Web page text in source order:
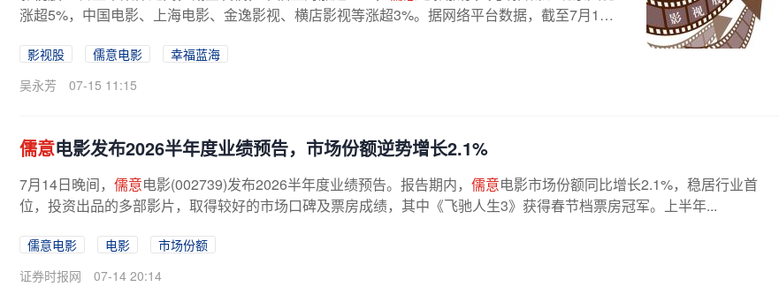
涨超5%，中国电影、上海电影、金逸影视、横店影视等涨超3%。据网络平台数据，截至7月15
影视股 儒意电影
幸福蓝海
吴永芳
07-15 11:15
儒意电影发布2026半年度业绩预告，市场份额逆势增长2.1%
7月14日晚间， 儒意电影(002739)发布2026半年度业绩预告。报告期内， 儒意电影市场份额同比增长2.1%，稳居行业首
位，投资出品的多部影片，取得较好的市场口碑及票房成绩，其中《飞驰人生3》获得春节档票房冠军。上半年...
儒意电影 电影
市场份额
证券时报网
07-14 20:14